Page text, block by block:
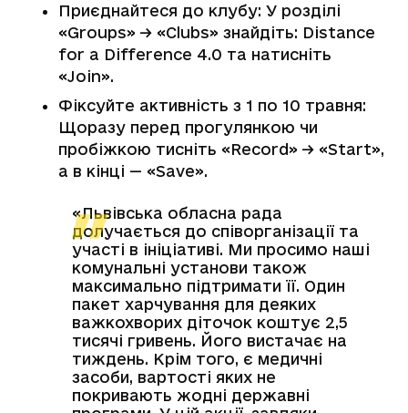
Приєднайтеся до клубу: У розділі
«Groups» -> «Clubs» знайдіть: Distance
for a Difference 4.0 та натисніть
«Join».
Фіксуйте активність з 1 по 10 травня:
Щоразу перед прогулянкою чи
пробіжкою тисніть «Record» -> «Start»,
а в кінці — «Save».
«Львівська обласна рада
долучається до співорганізації та
участі в ініціативі. Ми просимо наші
комунальні установи також
максимально підтримати її. Один
пакет харчування для деяких
важкохворих діточок коштує 2,5
тисячі гривень. Його вистачає на
тиждень. Крім того, є медичні
засоби, вартості яких не
покривають жодні державні